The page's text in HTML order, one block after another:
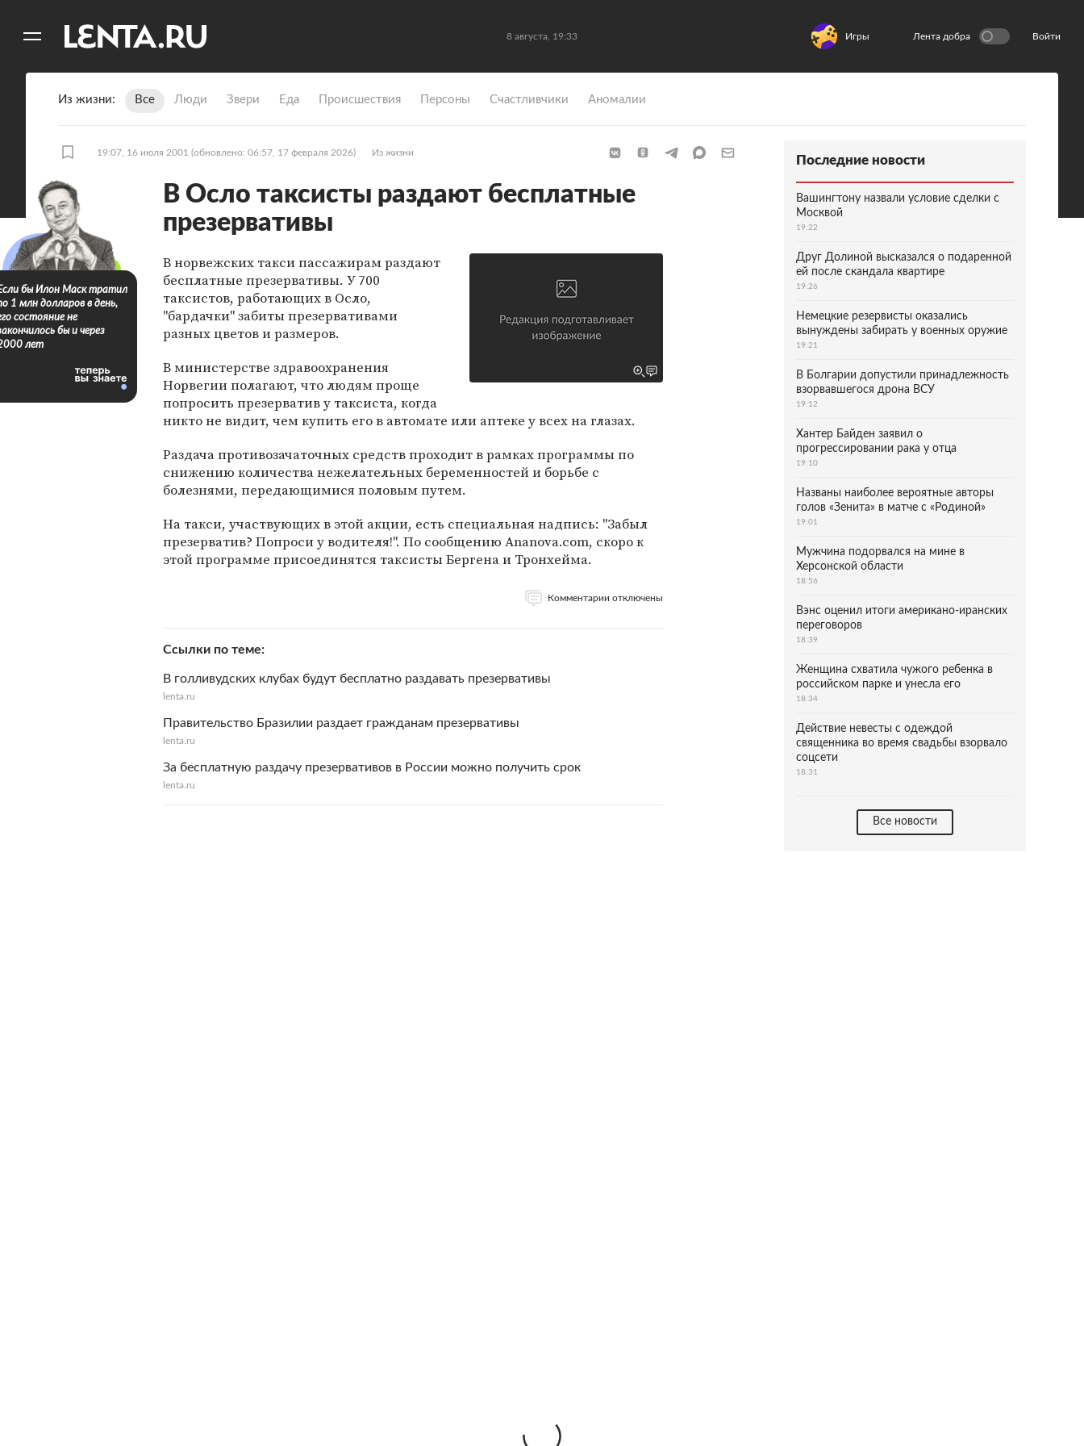
8 августа, 19:33 Игры Лента добра Войти
Из жизни Все Люди Звери Еда Происшествия Персоны Счастливчики Аномалии
19:07, 16 июля 2001 (обновлено: 06:57, 17 февраля 2026) Из жизни
В Осло таксисты раздают бесплатные
презервативы
В норвежских такси пассажирам раздают
бесплатные презервативы. У 700
таксистов, работающих в Осло,
"бардачки" забиты презервативами
разных цветов и размеров.
В министерстве здравоохранения
Норвегии полагают, что людям проще
попросить презерватив у таксиста, когда
никто не видит, чем купить его в автомате или аптеке у всех на глазах.
Раздача противозачаточных средств проходит в рамках программы по
снижению количества нежелательных беременностей и борьбе с
болезнями, передающимися половым путем.
На такси, участвующих в этой акции, есть специальная надпись: "Забыл
презерватив? Попроси у водителя!". По сообщению Ananova.com, скоро к
этой программе присоединятся таксисты Бергена и Тронхейма.
Комментарии отключены
Ссылки по теме
В голливудских клубах будут бесплатно раздавать презервативы
lenta.ru
Правительство Бразилии раздает гражданам презервативы
lenta.ru
За бесплатную раздачу презервативов в России можно получить срок
lenta.ru
бы Илон Маск тратил
1 млн долларов в день,
состояние не
бы и через
лет
Последние новости
Вашингтону назвали условие сделки с
Москвой
19:22
Друг Долиной высказался о подаренной
ей после скандала квартире
19:26
Немецкие резервисты оказались
вынуждены забирать у военных оружие
19:21
В Болгарии допустили принадлежность
взорвавшегося дрона ВСУ
19:12
Хантер Байден заявил о
прогрессировании рака у отца
19:10
Названы наиболее вероятные авторы
голов «Зенита» в матче с «Родиной»
19:01
Мужчина подорвался на мине в
Херсонской области
18:56
Вэнс оценил итоги американо-иранских
переговоров
18:39
Женщина схватила чужого ребенка в
российском парке и унесла его
18:34
Действие невесты с одеждой
священника во время свадьбы взорвало
соцсети
18:31
Все новости